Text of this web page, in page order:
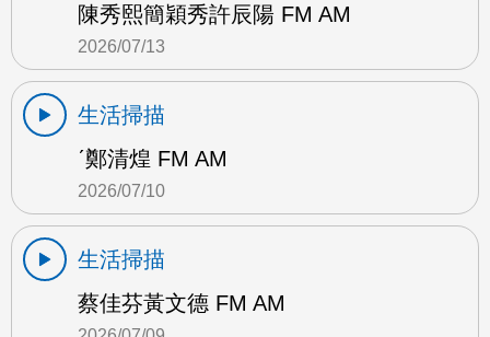
陳秀熙簡穎秀許辰陽 FM AM
2026/07/13
生活掃描
ˊ鄭清煌 FM AM
2026/07/10
生活掃描
蔡佳芬黃文德 FM AM